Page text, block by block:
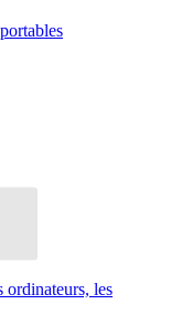
ordinateurs, les